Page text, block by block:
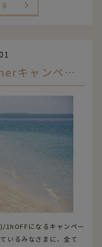
[6/1～8/28]Summerキャンペーン☀
1hOFFになるキャンペー
いるみなさまに、全て